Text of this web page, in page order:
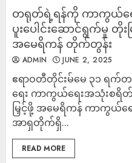
တရုတ်ရဲ့ရန်ကို ကာကွယ်ရေ
ပူးပေါင်းဆောင်ရွက်မှု
အမေရိကန် တိုက်တွန်း
ADMIN JUNE 2, 2025
ဧရာဝတီတိုင်းမ်မေ ၃၁ ရ
ရေး ကာကွယ်ရေးအသုံးစရိတ်
မြှင့်ဖို့ အမေရိကန် ကာကွယ်ရေ
အာရှတိုက်ရှိ...
READ MORE